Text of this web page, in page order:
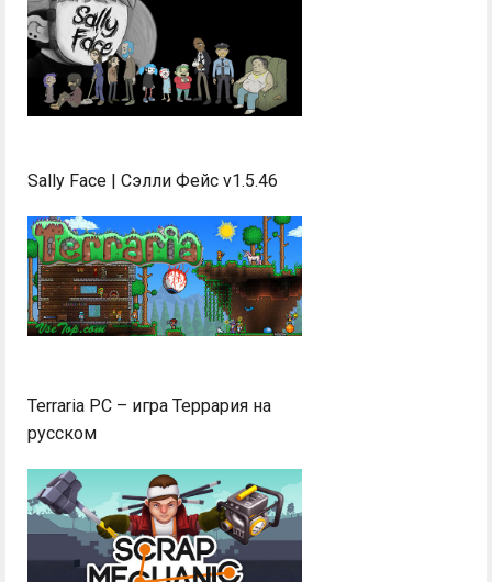
Sally Face | Сэлли Фейс v1.5.46
Terraria PC – игра Террария на
русском